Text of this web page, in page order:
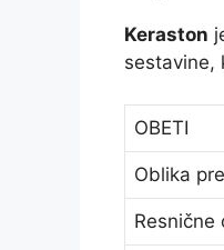
Keraston
sestavine,
OBETI
Oblika
Resnične